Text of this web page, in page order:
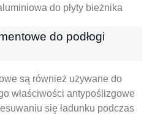
do płyty bieżnika
do podłogi
są również używane do
właściwości antypoślizgowe
się ładunku podczas